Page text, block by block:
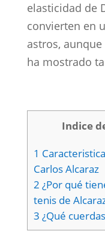
elasticidad de
convierten en
astros,
ha mostrado
Indice
1
Carlos Alcaraz
2 ¿Por qué
tenis de
3 ¿Qué